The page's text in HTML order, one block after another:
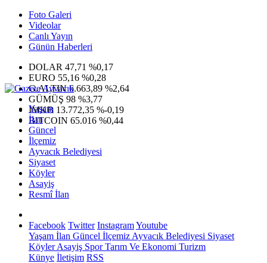
Foto Galeri
Videolar
Canlı Yayın
Günün Haberleri
DOLAR 47,71 %0,17
EURO 55,16 %0,28
G.ALTIN6.663,89 %2,64
GÜMÜŞ 98 %3,77
IMKB 13.772,35 %-0,19
BITCOIN 65.016 %0,44
Yaşam
İlan
Güncel
İlçemiz
Ayvacık Belediyesi
Siyaset
Köyler
Asayiş
Resmî İlan
Facebook Twitter InstagramYoutube
Yaşam İlan Güncel İlçemiz Ayvacık Belediyesi Siyaset
KöylerAsayiş SporTarım Ve Ekonomi Turizm
Künye İletişim RSS